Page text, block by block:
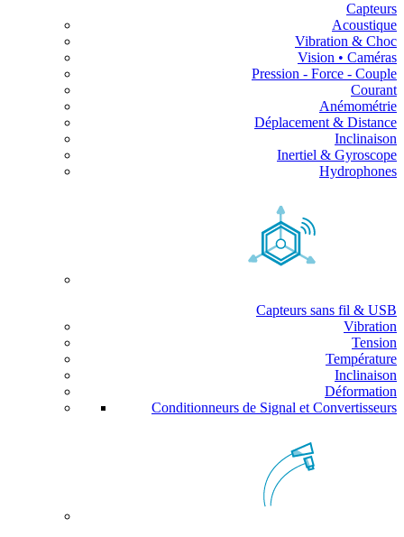
Capteurs
Acoustique
Vibration & Choc
Vision • Caméras
Pression - Force - Couple
Courant
Anémométrie
Déplacement & Distance
Inclinaison
Inertiel & Gyroscope
Hydrophones
Capteurs sans fil & USB
Vibration
Tension
Température
Inclinaison
Déformation
Conditionneurs de Signal et Convertisseurs